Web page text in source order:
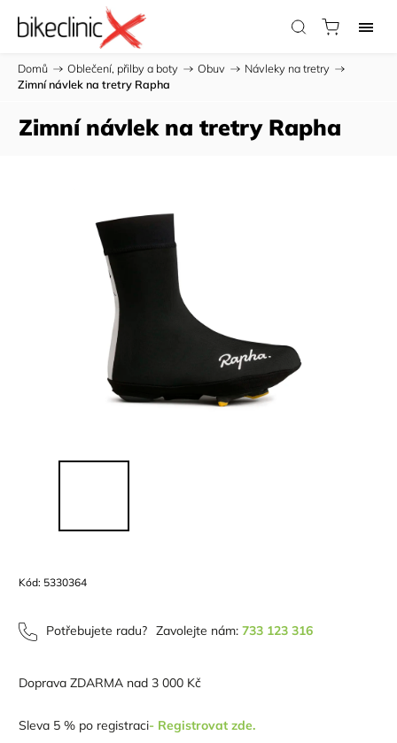
Domů / Oblečení, přilby a boty / Obuv / Návleky na tretry /
Zimní návlek na tretry Rapha
Zimní návlek na tretry Rapha
Kód: 5330364
Potřebujete radu? Zavolejte nám: 733 123 316
Doprava ZDARMA nad 3 000 Kč
Sleva 5 % po registraci- Registrovat zde.